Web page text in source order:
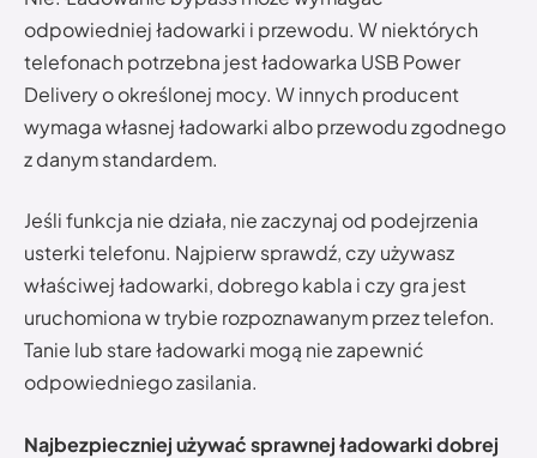
odpowiedniej ładowarki i przewodu. W niektórych
telefonach potrzebna jest ładowarka USB Power
Delivery o określonej mocy. W innych producent
wymaga własnej ładowarki albo przewodu zgodnego
z danym standardem.
Jeśli funkcja nie działa, nie zaczynaj od podejrzenia
usterki telefonu. Najpierw sprawdź, czy używasz
właściwej ładowarki, dobrego kabla i czy gra jest
uruchomiona w trybie rozpoznawanym przez telefon.
Tanie lub stare ładowarki mogą nie zapewnić
odpowiedniego zasilania.
Najbezpieczniej używać sprawnej ładowarki dobrej